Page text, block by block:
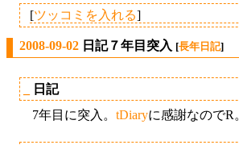
[ツッコミを入れる]
2008-09-02 日記７年目突入 [長年日記]
日記
7年目に突入。 tDiaryに感謝なのでR